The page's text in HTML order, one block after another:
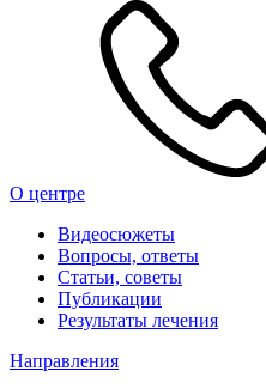
О центре
Видеосюжеты
Вопросы, ответы
Статьи, советы
Публикации
Результаты лечения
Направления